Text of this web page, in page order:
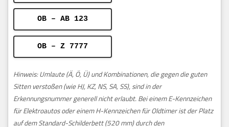
OB – AB 123
OB – Z 7777
Hinweis: Umlaute (Ä, Ö, Ü) und Kombinationen, die gegen die guten
Sitten verstoßen (wie HJ, KZ, NS, SA, SS), sind in der
Erkennungsnummer generell nicht erlaubt. Bei einem E-Kennzeichen
für Elektroautos oder einem H-Kennzeichen für Oldtimer ist der Platz
auf dem Standard-Schilderbett (520 mm) durch den